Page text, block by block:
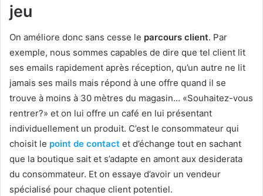
jeu
On améliore donc sans cesse le parcours client. Par
exemple, nous sommes capables de dire que tel client lit
ses emails rapidement après réception, qu’un autre ne lit
jamais ses mails mais répond à une offre quand il se
trouve à moins à 30 mètres du magasin… «Souhaitez-vous
rentrer?» et on lui offre un café en lui présentant
individuellement un produit. C’est le consommateur qui
choisit le point de contact et d’échange tout en sachant
que la boutique sait et s’adapte en amont aux desiderata
du consommateur. Et on essaye d’avoir un vendeur
spécialisé pour chaque client potentiel.